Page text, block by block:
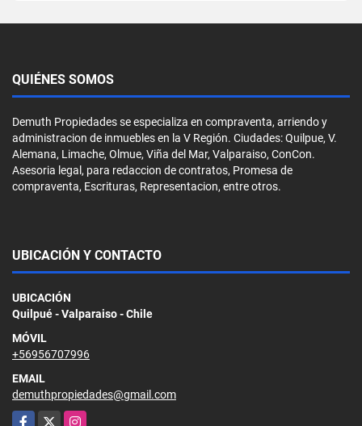
QUIÉNES SOMOS
Demuth Propiedades se especializa en compraventa, arriendo y
administracion de inmuebles en la V Región. Ciudades: Quilpue, V.
Alemana, Limache, Olmue, Viña del Mar, Valparaiso, ConCon.
Asesoria legal, para redaccion de contratos, Promesa de
compraventa, Escrituras, Representacion, entre otros.
UBICACIÓN Y CONTACTO
UBICACIÓN
Quilpué - Valparaiso - Chile
MÓVIL
+56956707996
EMAIL
demuthpropiedades@gmail.com
Facebook
X Instagram